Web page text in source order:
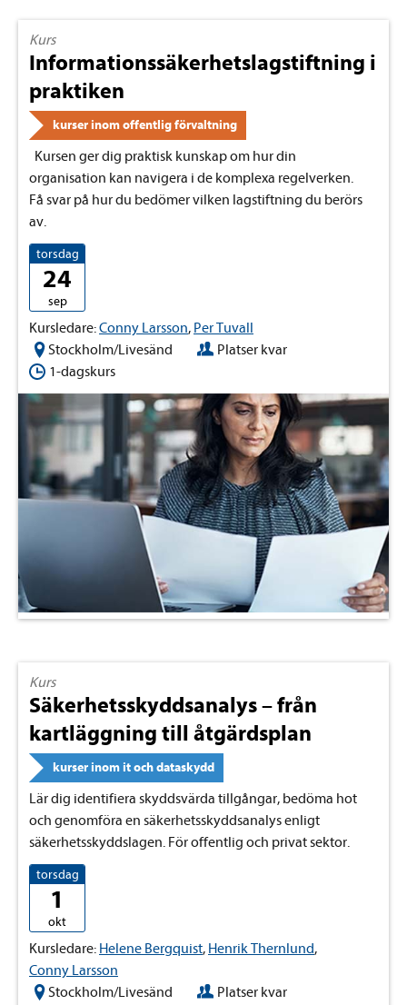
Kurs
Informationssäkerhetslagstiftning i
praktiken
kurser inom offentlig förvaltning
Kursen ger dig praktisk kunskap om hur din
organisation kan navigera i de komplexa regelverken.
Få svar på hur du bedömer vilken lagstiftning du berörs
av.
torsdag
24
sep
Kursledare:Conny Larsson, Per Tuvall
Stockholm/Livesänd
Platser kvar
1-dagskurs
Kurs
Säkerhetsskyddsanalys – från
kartläggning till åtgärdsplan
kurser inom it och dataskydd
Lär dig identifiera skyddsvärda tillgångar, bedöma hot
och genomföra en säkerhetsskyddsanalys enligt
säkerhetsskyddslagen. För offentlig och privat sektor.
torsdag
1
okt
Kursledare: Helene Bergquist, Henrik Thernlund,
Conny Larsson
Stockholm/Livesänd
Platser kvar